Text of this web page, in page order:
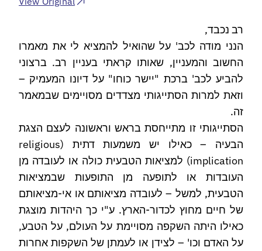
רב נכבד,
הנני מודה לכב' על שהואיל להמציא לי את מאמרו
החשוב והמעניין, שאותו קראתי בעניין רב. ברצוני
להביע לכב' ברכת "יישר כוחו" על דיונו המעמיק –
וזאת למרות הסתייגותי מצדדים מסויימים שבמאמר
זה.
הסתייגותי זו מתייחסת בראש וראשונה לעצם הצגת
הבעיה – כאילו יש משמעות דתית (religious
implication) למציאות הטבעית כולה או לעובדה מן
העובדות או לתופעה מן התופעות שבמציאות
הטבעית, למשל – לעובדה מציאותם או אי-מציאותם
של חיים מחוץ לכדור-הארץ. ע"י כך היהדות מוצגת
כאילו היתה השקפה מסויימת על העולם, על הטבע,
על האדם וכו' – לצידן או לעמתן של השקפות אחרות